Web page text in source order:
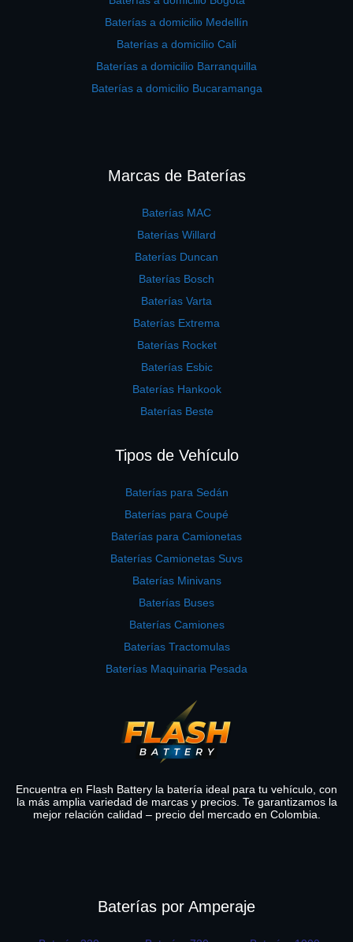
Baterías a domicilio Medellín
Baterías a domicilio Cali
Baterías a domicilio Barranquilla
Baterías a domicilio Bucaramanga
Marcas de Baterías
Baterías MAC
Baterías Willard
Baterías Duncan
Baterías Bosch
Baterías Varta
Baterías Extrema
Baterías Rocket
Baterías Esbic
Baterías Hankook
Baterías Beste
Tipos de Vehículo
Baterías para Sedán
Baterías para Coupé
Baterías para Camionetas
Baterías Camionetas Suvs
Baterías Minivans
Baterías Buses
Baterías Camiones
Baterías Tractomulas
Baterías Maquinaria Pesada
Encuentra en Flash Battery la batería ideal para tu vehículo, con
la más amplia variedad de marcas y precios. Te garantizamos la
mejor relación calidad – precio del mercado en Colombia.
Baterías por Amperaje